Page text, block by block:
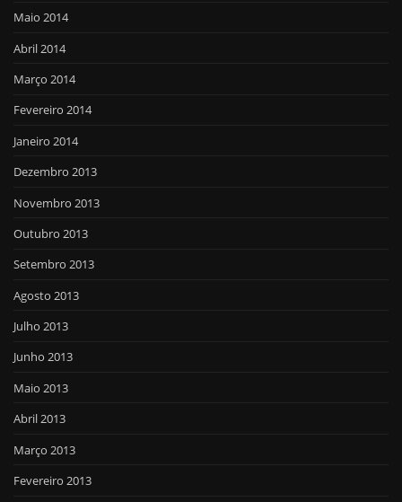
Maio 2014
Abril 2014
Março 2014
Fevereiro 2014
Janeiro 2014
Dezembro 2013
Novembro 2013
Outubro 2013
Setembro 2013
Agosto 2013
Julho 2013
Junho 2013
Maio 2013
Abril 2013
Março 2013
Fevereiro 2013